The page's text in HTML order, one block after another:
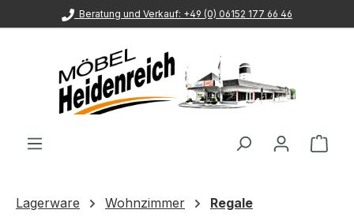
Zum Hauptinhalt springen
Beratung und Verkauf: +49 (0) 06152 177 66 46
Lagerware Wohnzimmer Regale